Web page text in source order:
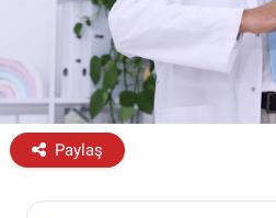
Paylaş
Eskişehir Hava Durumu
Eskişehir Tramvay
Eskişehir Otobüs